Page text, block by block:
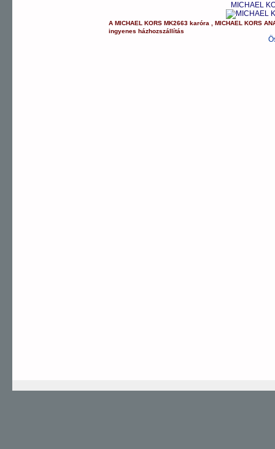
MICHAEL
AMICHAEL KORS MK2663 karóra ,MICHAEL KORS
ingyenes házhozszállítás